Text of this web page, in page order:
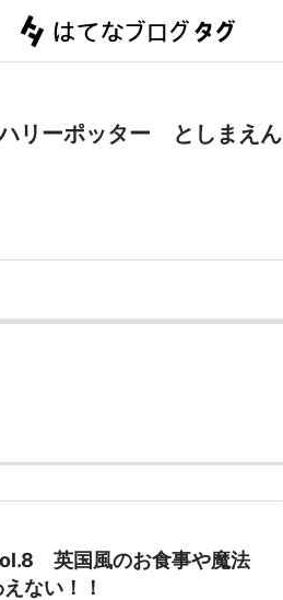
リーポッター としまえん
英国風のお食事や魔法
ない！！